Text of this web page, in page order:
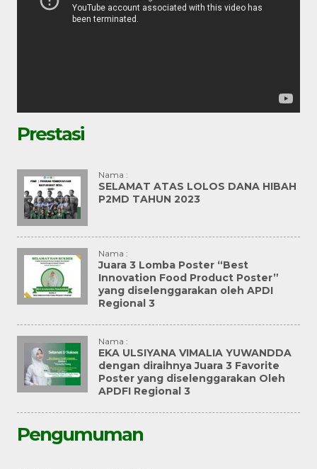
Prestasi
Nama :
SELAMAT ATAS LOLOS DANA HIBAH
P2MD TAHUN 2023
Nama :
Juara 3 Lomba Poster “Best
Innovation Food Product Poster”
yang diselenggarakan oleh APDI
Regional 3
Nama :
EKA ULSIYANA VIMALIA YUWANDDA
dengan diraihnya Juara 3 Favorite
Poster yang diselenggarakan Oleh
APDFI Regional 3
Pengumuman